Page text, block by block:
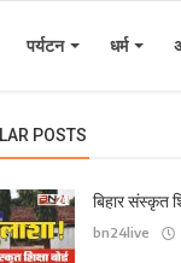
पर्यटन धर्म
POSTS
बिहार संस्कृत
bn24live